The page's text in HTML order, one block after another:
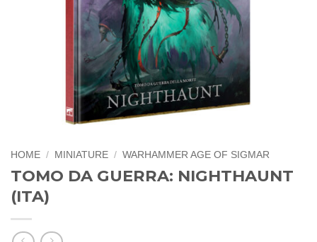
HOME / MINIATURE / WARHAMMER AGE OF SIGMAR
TOMO DA GUERRA: NIGHTHAUNT
(ITA)